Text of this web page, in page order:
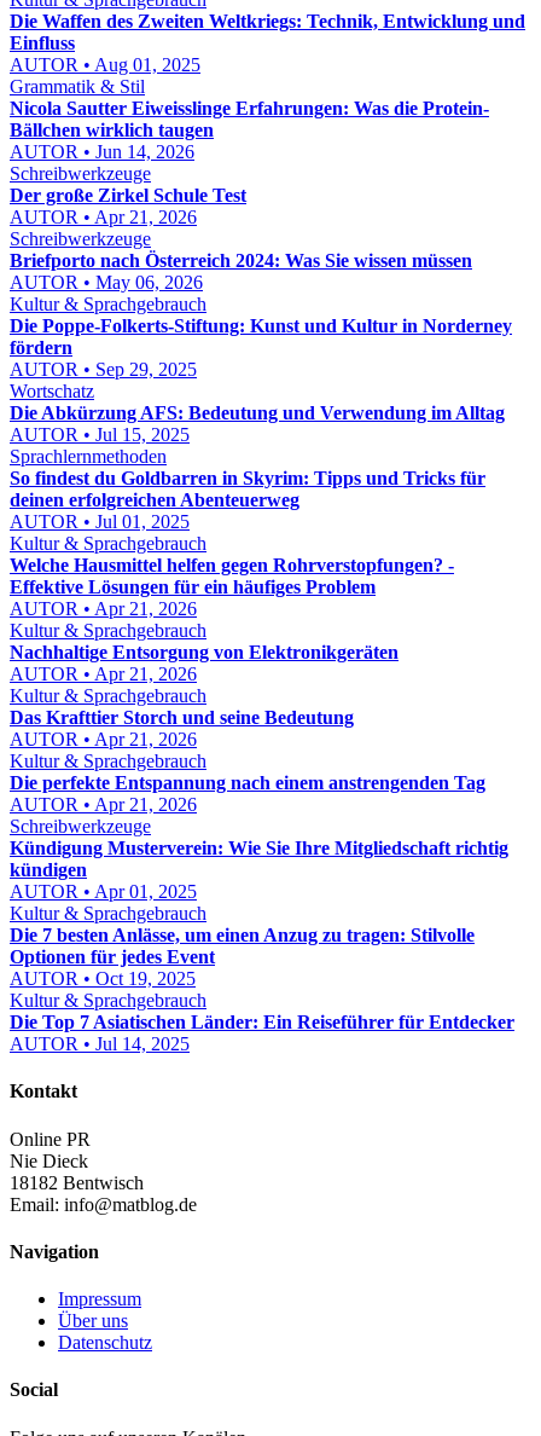
Die Waffen des Zweiten Weltkriegs: Technik, Entwicklung und
Einfluss
AUTOR • Aug 01, 2025
Grammatik & Stil
Nicola Sautter Eiweisslinge Erfahrungen: Was die Protein-
Bällchen wirklich taugen
AUTOR • Jun 14, 2026
Schreibwerkzeuge
Der große Zirkel Schule Test
AUTOR • Apr 21, 2026
Schreibwerkzeuge
Briefporto nach Österreich 2024: Was Sie wissen müssen
AUTOR • May 06, 2026
Kultur & Sprachgebrauch
Die Poppe-Folkerts-Stiftung: Kunst und Kultur in Norderney
fördern
AUTOR • Sep 29, 2025
Wortschatz
Die Abkürzung AFS: Bedeutung und Verwendung im Alltag
AUTOR • Jul 15, 2025
Sprachlernmethoden
So findest du Goldbarren in Skyrim: Tipps und Tricks für
deinen erfolgreichen Abenteuerweg
AUTOR • Jul 01, 2025
Kultur & Sprachgebrauch
Welche Hausmittel helfen gegen Rohrverstopfungen? -
Effektive Lösungen für ein häufiges Problem
AUTOR • Apr 21, 2026
Kultur & Sprachgebrauch
Nachhaltige Entsorgung von Elektronikgeräten
AUTOR • Apr 21, 2026
Kultur & Sprachgebrauch
Das Krafttier Storch und seine Bedeutung
AUTOR • Apr 21, 2026
Kultur & Sprachgebrauch
Die perfekte Entspannung nach einem anstrengenden Tag
AUTOR • Apr 21, 2026
Schreibwerkzeuge
Kündigung Musterverein: Wie Sie Ihre Mitgliedschaft richtig
kündigen
AUTOR • Apr 01, 2025
Kultur & Sprachgebrauch
Die 7 besten Anlässe, um einen Anzug zu tragen: Stilvolle
Optionen für jedes Event
AUTOR • Oct 19, 2025
Kultur & Sprachgebrauch
Die Top 7 Asiatischen Länder: Ein Reiseführer für Entdecker
AUTOR • Jul 14, 2025
Kontakt
Online PR
Nie Dieck
18182 Bentwisch
Email: info@matblog.de
Navigation
Impressum
Über uns
Datenschutz
Social